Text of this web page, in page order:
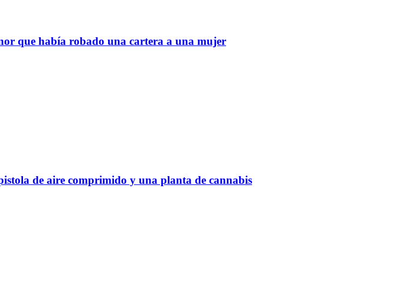
que había robado una cartera a una mujer
de aire comprimido y una planta de cannabis